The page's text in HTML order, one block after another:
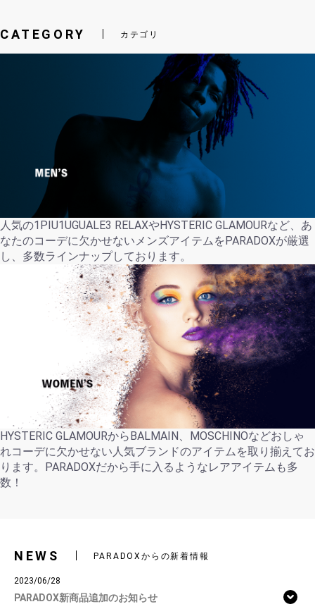
CATEGORY カテゴリ
人気の1PIU1UGUALE3 RELAXやHYSTERIC GLAMOURなど、あ
なたのコーデに欠かせないメンズアイテムをPARADOXが厳選
し、多数ラインナップしております。
HYSTERIC GLAMOURからBALMAIN、MOSCHINOなどおしゃ
れコーデに欠かせない人気ブランドのアイテムを取り揃えてお
ります。PARADOXだから手に入るようなレアアイテムも多
数！
NEWS PARADOXからの新着情報
2023/06/28
PARADOX新商品追加のお知らせ